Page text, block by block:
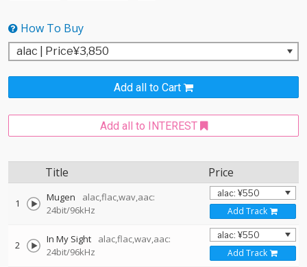
How To Buy
Add all to Cart
Add all to INTEREST
Title Price
1 Mugen
alac,flac,wav,aac:
24bit/96kHz
Add Track
2 In My Sight
alac,flac,wav,aac:
24bit/96kHz
Add Track